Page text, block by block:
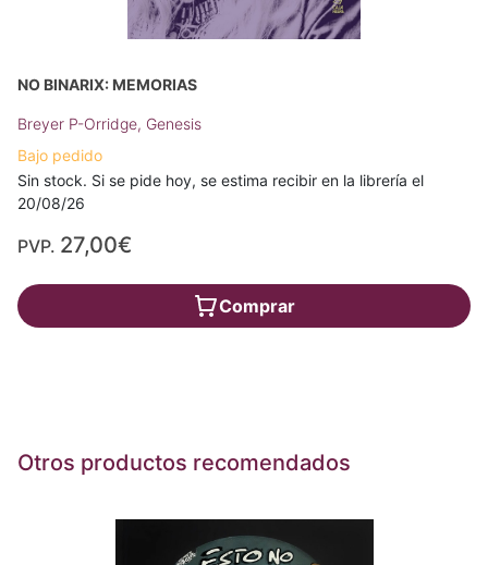
NO BINARIX: MEMORIAS
Breyer P-Orridge, Genesis
Bajo pedido
Sin stock. Si se pide hoy, se estima recibir en la librería el
20/08/26
PVP. 27,00€
Comprar
Otros productos recomendados